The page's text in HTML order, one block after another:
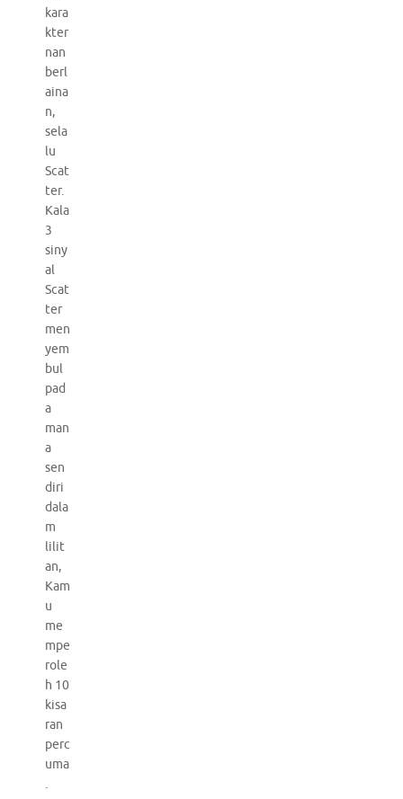
kara
kter
nan
berl
aina
n,
sela
lu
Scat
ter.
Kala
3
siny
al
Scat
ter
men
yem
bul
pad
a
man
a
sen
diri
dala
m
lilit
an,
Kam
u
me
mpe
role
h 10
kisa
ran
perc
uma
.